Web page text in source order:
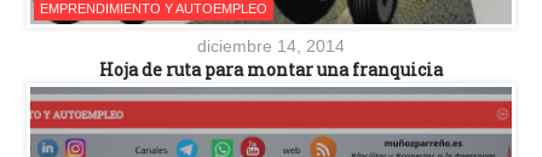
EMPRENDIMIENTO Y AUTOEMPLEO
diciembre 14, 2014
Hoja de ruta para montar una franquicia